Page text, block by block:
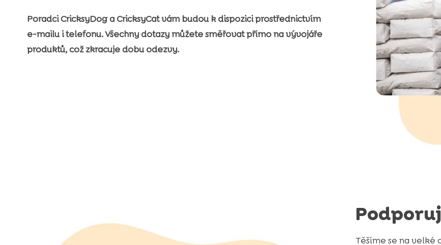
Poradci CricksyDog a CricksyCat vám budou k dispozici prostřednictvím
e-mailu i telefonu. Všechny dotazy můžete směřovat přímo na vývojáře
produktů, což zkracuje dobu odezvy.
Těšíme se na velké